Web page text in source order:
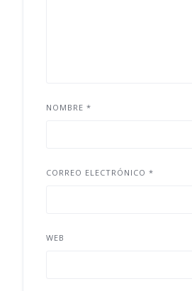
NOMBRE *
CORREO ELECTRÓNICO *
WEB